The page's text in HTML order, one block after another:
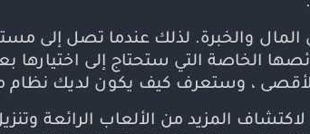
المال والخبرة. لذلك عندما تصل إلى
الخاصة التي ستحتاج إلى
، وستعرف كيف يكون لديك نظام